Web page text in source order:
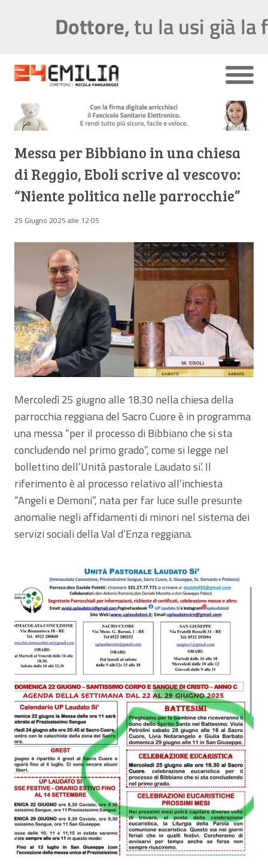
Messa per Bibbiano in una chiesa
di Reggio, Eboli scrive al vescovo:
“Niente politica nelle parrocchie”
25 Giugno 2025 alle 12:05
Mercoledì 25 giugno alle 18.30 nella chiesa della
parrocchia reggiana del Sacro Cuore è in programma
una messa “per il processo di Bibbiano che si sta
concludendo nel primo grado”, come si legge nel
bollettino dell’Unità pastorale Laudato si’. Il
riferimento è al processo relativo all’inchiesta
“Angeli e Demoni”, nata per far luce sulle presunte
anomalie negli affidamenti di minori nel sistema dei
servizi sociali della Val d’Enza reggiana.